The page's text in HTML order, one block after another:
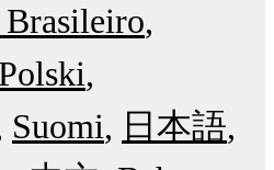
Brasileiro
Polski
Suomi
日本語